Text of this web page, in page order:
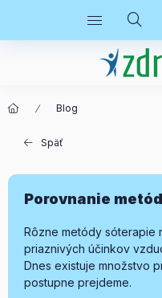
Blog
Späť
Porovnanie
Rôzne metódy sóterapie
priaznivých účinkov
Dnes existuje množstvo
postupne prejdeme.